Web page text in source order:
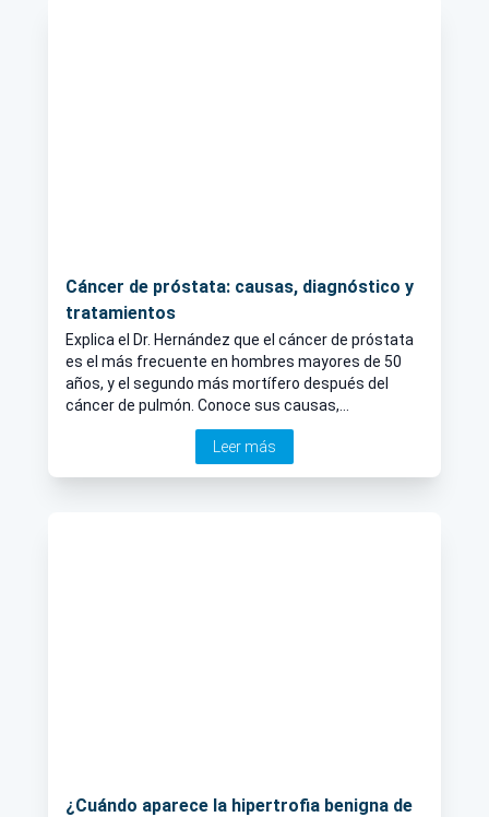
Cáncer de próstata: causas, diagnóstico y
tratamientos
Explica el Dr. Hernández que el cáncer de próstata
es el más frecuente en hombres mayores de 50
años, y el segundo más mortífero después del
cáncer de pulmón. Conoce sus causas,
diagnóstico y tratamiento de la mano del doctor.
Leer más
¿Cuándo aparece la hipertrofia benigna de